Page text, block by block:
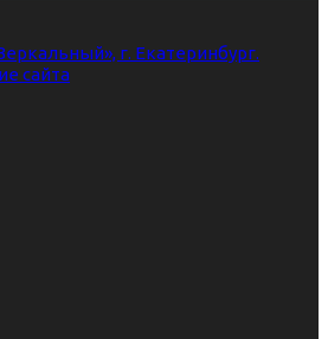
г. Екатеринбург.
сайта